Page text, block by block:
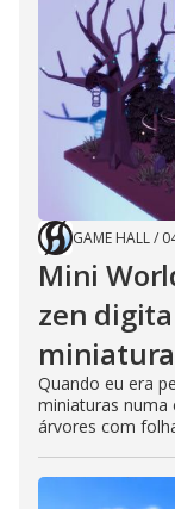
GAME HALL/
Mini
zen
Quando eu era
miniaturas numa
árvores com